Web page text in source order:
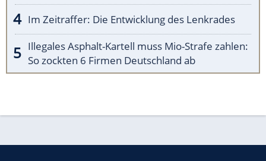
Im Zeitraffer: Die Entwicklung des Lenkrades
Illegales Asphalt-Kartell muss Mio-Strafe zahlen:
So zockten 6 Firmen Deutschland ab